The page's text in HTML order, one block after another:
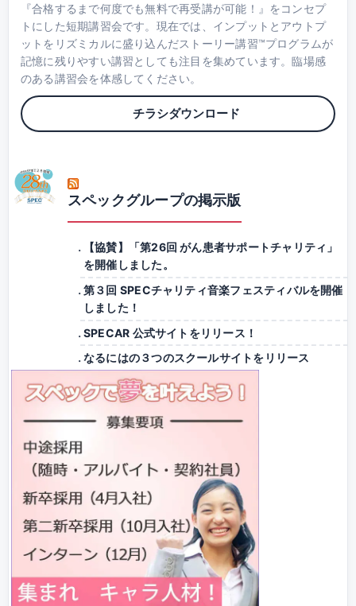
『合格するまで何度でも無料で再受講が可能！』をコンセプ
トにした短期講習会です。現在では、インプットとアウトプ
ットをリズミカルに盛り込んだストーリー講習™プログラムが
記憶に残りやすい講習としても注目を集めています。臨場感
のある講習会を体感してください。
チラシダウンロード
スペックグループの掲示版
【協賛】「第26回 がん患者サポートチャリティ」
を開催しました。
第３回 SPECチャリティ音楽フェスティバルを開催
しました！
SPECAR 公式サイトをリリース！
なるにはの３つのスクールサイトをリリース